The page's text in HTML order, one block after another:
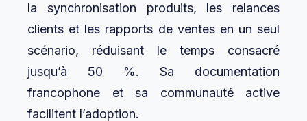
la synchronisation produits, les relances
clients et les rapports de ventes en un seul
scénario, réduisant le temps consacré
jusqu’à 50 %. Sa documentation
francophone et sa communauté active
facilitent l’adoption.